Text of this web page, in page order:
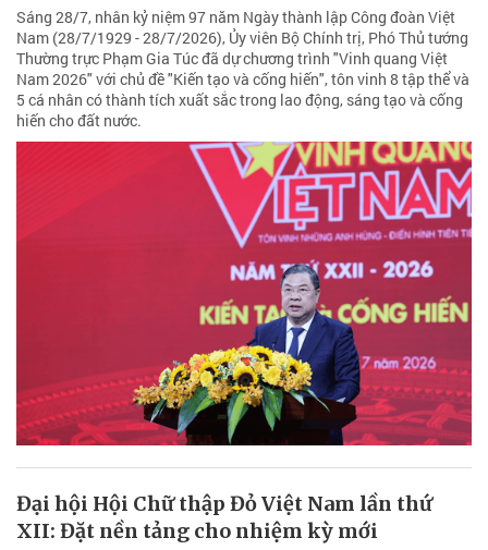
Sáng 28/7, nhân kỷ niệm 97 năm Ngày thành lập Công đoàn Việt
Nam (28/7/1929 - 28/7/2026), Ủy viên Bộ Chính trị, Phó Thủ tướng
Thường trực Phạm Gia Túc đã dự chương trình "Vinh quang Việt
Nam 2026" với chủ đề "Kiến tạo và cống hiến", tôn vinh 8 tập thể và
5 cá nhân có thành tích xuất sắc trong lao động, sáng tạo và cống
hiến cho đất nước.
Đại hội Hội Chữ thập Đỏ Việt Nam lần thứ
XII: Đặt nền tảng cho nhiệm kỳ mới